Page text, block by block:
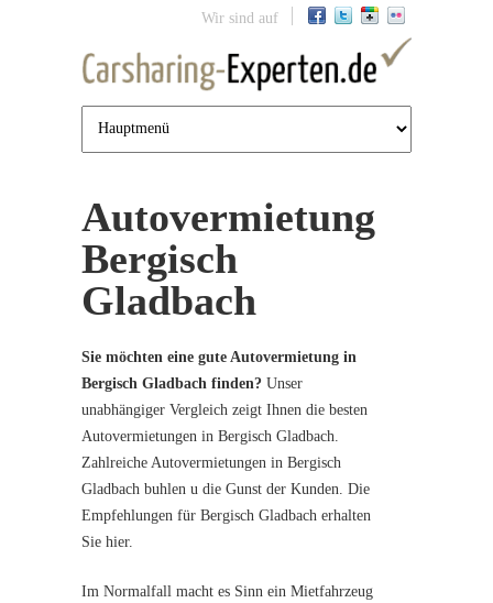
Jump to navigation
Wir sind auf
Autovermietung
Bergisch
Gladbach
Sie möchten eine gute Autovermietung in
Bergisch Gladbach finden? Unser
unabhängiger Vergleich zeigt Ihnen die besten
Autovermietungen in Bergisch Gladbach.
Zahlreiche Autovermietungen in Bergisch
Gladbach buhlen u die Gunst der Kunden. Die
Empfehlungen für Bergisch Gladbach erhalten
Sie hier.
Im Normalfall macht es Sinn ein Mietfahrzeug